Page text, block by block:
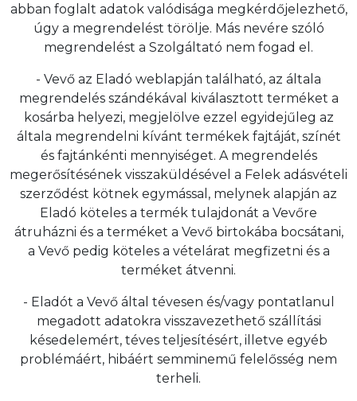
abban foglalt adatok valódisága megkérdőjelezhető,
úgy a megrendelést törölje. Más nevére szóló
megrendelést a Szolgáltató nem fogad el.
- Vevő az Eladó weblapján található, az általa
megrendelés szándékával kiválasztott terméket a
kosárba helyezi, megjelölve ezzel egyidejűleg az
általa megrendelni kívánt termékek fajtáját, színét
és fajtánkénti mennyiséget. A megrendelés
megerősítésének visszaküldésével a Felek adásvételi
szerződést kötnek egymással, melynek alapján az
Eladó köteles a termék tulajdonát a Vevőre
átruházni és a terméket a Vevő birtokába bocsátani,
a Vevő pedig köteles a vételárat megfizetni és a
terméket átvenni.
- Eladót a Vevő által tévesen és/vagy pontatlanul
megadott adatokra visszavezethető szállítási
késedelemért, téves teljesítésért, illetve egyéb
problémáért, hibáért semminemű felelősség nem
terheli.